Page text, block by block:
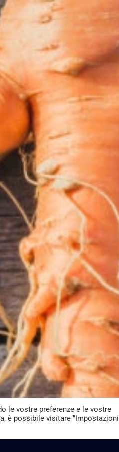
le vostre preferenze e le vostre
è possibile visitare "Impostazioni